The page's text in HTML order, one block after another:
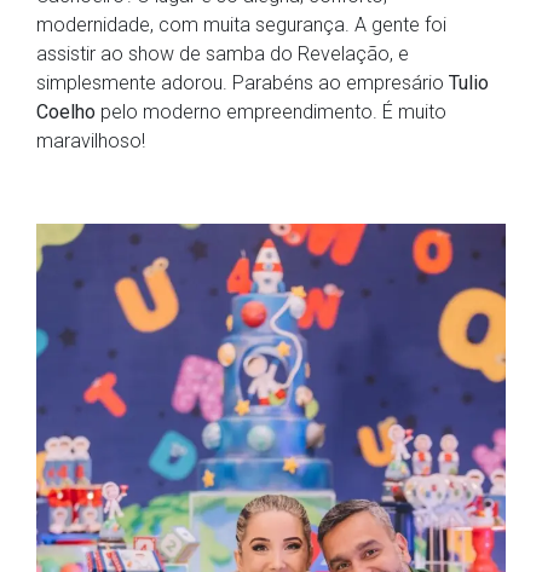
modernidade, com muita segurança. A gente foi
assistir ao show de samba do Revelação, e
simplesmente adorou. Parabéns ao empresário Tulio
Coelho pelo moderno empreendimento. É muito
maravilhoso!